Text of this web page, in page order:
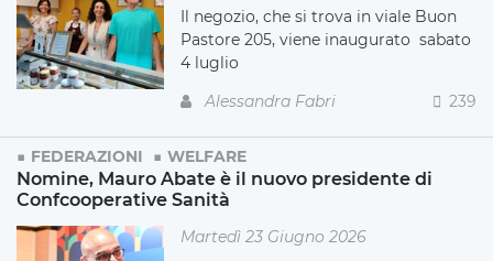
Il negozio, che si trova in viale Buon
Pastore 205, viene inaugurato sabato
4 luglio
Alessandra Fabri
239
FEDERAZIONI WELFARE
Nomine, Mauro Abate è il nuovo presidente di
Confcooperative Sanità
Martedì 23 Giugno 2026